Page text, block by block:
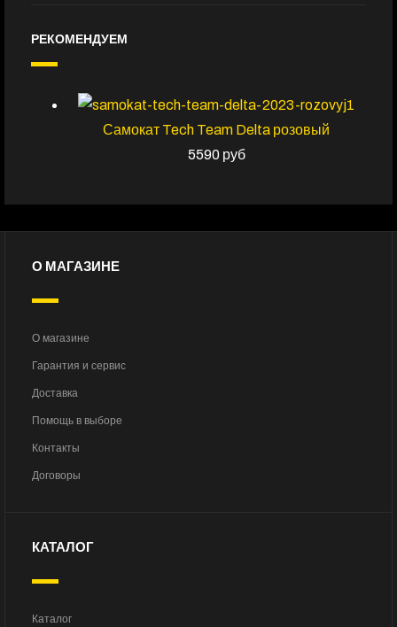
РЕКОМЕНДУЕМ
Самокат Tech Team Delta розовый
5590 руб
О МАГАЗИНЕ
О магазине
Гарантия и сервис
Доставка
Помощь в выборе
Контакты
Договоры
КАТАЛОГ
Каталог